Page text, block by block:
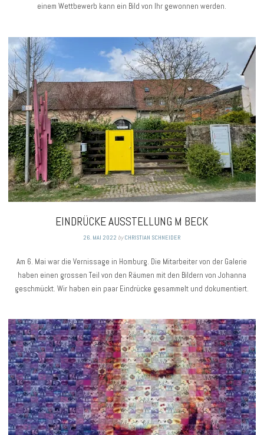
einem Wettbewerb kann ein Bild von Ihr gewonnen werden.
EINDRÜCKE AUSSTELLUNG M BECK
26. MAI 2022 byCHRISTIAN SCHNEIDER
Am 6. Mai war die Vernissage in Homburg. Die Mitarbeiter von der Galerie
haben einen grossen Teil von den Räumen mit den Bildern von Johanna
geschmückt. Wir haben ein paar Eindrücke gesammelt und dokumentiert.